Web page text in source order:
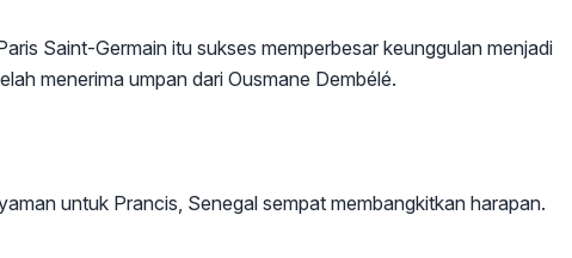
Saint-Germain itu sukses memperbesar keunggulan menjadi
menerima umpan dari Ousmane Dembélé.
untuk Prancis, Senegal sempat membangkitkan harapan.